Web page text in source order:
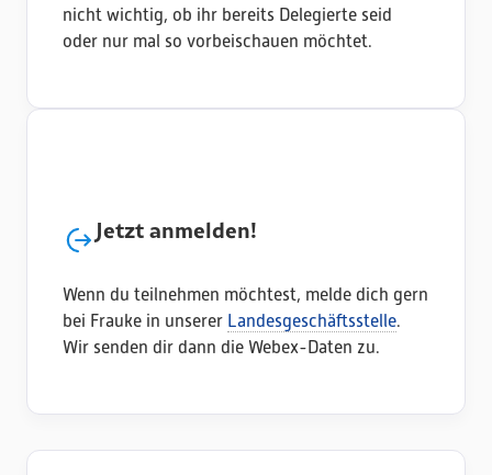
nicht wichtig, ob ihr bereits Delegierte seid
oder nur mal so vorbeischauen möchtet.
Jetzt anmelden!
Wenn du teilnehmen möchtest, melde dich gern
bei Frauke in unserer Landesgeschäftsstelle.
Wir senden dir dann die Webex-Daten zu.